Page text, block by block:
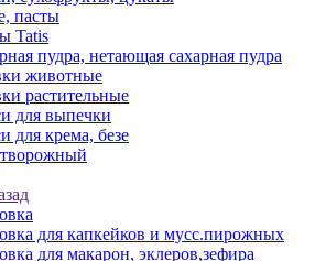
пасты
Tatis
пудра, нетающая сахарная пудра
животные
растительные
для выпечки
для крема, безе
для капкейков и мусс.пирожных
для макарон, эклеров,зефира